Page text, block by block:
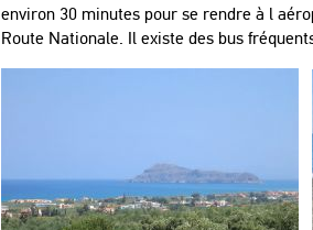
environ 30 minutes pour se rendre à l
Route Nationale. Il existe des bus